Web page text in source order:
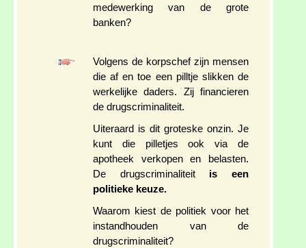
medewerking van de grote
banken?
Volgens de korpschef zijn mensen
die af en toe een pilltje slikken de
werkelijke daders. Zij financieren
de drugscriminaliteit.
Uiteraard is dit groteske onzin. Je
kunt die pilletjes ook via de
apotheek verkopen en belasten.
De drugscriminaliteit is een
politieke keuze.
Waarom kiest de politiek voor het
instandhouden van de
drugscriminaliteit?